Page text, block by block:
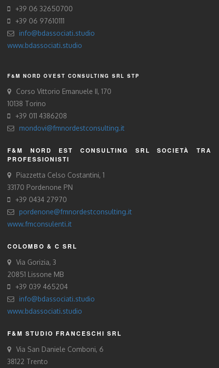
+39 06 32650700
+39 06 97610111
info@bdassociati.studio
www.bdassociati.studio
F&M NORD OVEST CONSULTING SRL STP
Corso Vittorio Emanuele II, 170
10138 Torino
+39 011 4386208
mondovi@fmnordestconsulting.it
F&M NORD EST CONSULTING SRL SOCIETÀ TRA
PROFESSIONISTI
Piazzetta Celso Costantini, 1
33170 Pordenone PN
+39 0434 27970
pordenone@fmnordestconsulting.it
www.fmconsulenti.it
COLOMBO & C SRL
Via Gorizia, 3
20851 Lissone MB
+39 039 465204
info@bdassociati.studio
www.bdassociati.studio
F&M STUDIO FRANCESCHI SRL
Via San Daniele Comboni, 6
38122 Trento